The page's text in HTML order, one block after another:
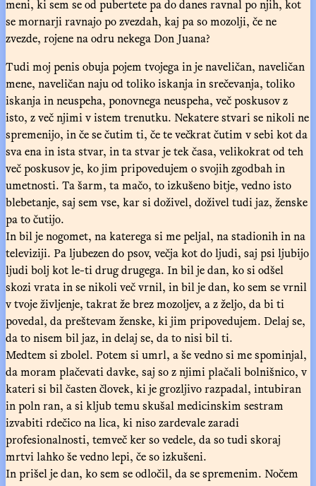
meni, ki sem se od pubertete pa do danes ravnal po njih, kot
se mornarji ravnajo po zvezdah, kaj pa so mozolji, če ne
zvezde, rojene na odru nekega Don Juana?
Tudi moj penis obuja pojem tvojega in je naveličan, naveličan
mene, naveličan naju od toliko iskanja in srečevanja, toliko
iskanja in neuspeha, ponovnega neuspeha, več poskusov z
isto, z več njimi v istem trenutku. Nekatere stvari se nikoli ne
spremenijo, in če se čutim ti, če te večkrat čutim v sebi kot da
sva ena in ista stvar, in ta stvar je tek časa, velikokrat od teh
več poskusov je, ko jim pripovedujem o svojih zgodbah in
umetnosti. Ta šarm, ta mačo, to izkušeno bitje, vedno isto
blebetanje, saj sem vse, kar si doživel, doživel tudi jaz, ženske
pa to čutijo.
In bil je nogomet, na katerega si me peljal, na stadionih in na
televiziji. Pa ljubezen do psov, večja kot do ljudi, saj psi ljubijo
ljudi bolj kot le-ti drug drugega. In bil je dan, ko si odšel
skozi vrata in se nikoli več vrnil, in bil je dan, ko sem se vrnil
v tvoje življenje, takrat že brez mozoljev, a z željo, da bi ti
povedal, da preštevam ženske, ki jim pripovedujem. Delaj se,
da to nisem bil jaz, in delaj se, da to nisi bil ti.
Medtem si zbolel. Potem si umrl, a še vedno si me spominjal,
da moram plačevati davke, saj so z njimi plačali bolnišnico, v
kateri si bil časten človek, ki je grozljivo razpadal, intubiran
in poln ran, a si kljub temu skušal medicinskim sestram
izvabiti rdečico na lica, ki niso zardevale zaradi
profesionalnosti, temveč ker so vedele, da so tudi skoraj
mrtvi lahko še vedno lepi, če so izkušeni.
In prišel je dan, ko sem se odločil, da se spremenim. Nočem